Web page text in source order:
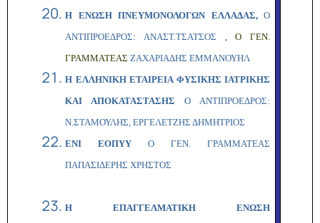
Η ΕΝΩΣΗ ΠΝΕΥΜΟΝΟΛΟΓΩΝ ΕΛΛΑΔΑΣ,Ο
ΑΝΤΙΠΡΟΕΔΡΟΣ: ΑΝΑΣΤ.ΤΣΑΤΣΟΣ , Ο ΓΕΝ.
ΓΡΑΜΜΑΤΕΑΣ ΖΑΧΑΡΙΑΔΗΣ ΕΜΜΑΝΟΥΗΛ
Η ΕΛΛΗΝΙΚΗ ΕΤΑΙΡΕΙΑ ΦΥΣΙΚΗΣ ΙΑΤΡΙΚΗΣ
ΚΑΙ ΑΠΟΚΑΤΑΣΤΑΣΗΣ Ο ΑΝΤΙΠΡΟΕΔΡΟΣ:
Ν.ΣΤΑΜΟΥΛΗΣ, ΕΡΓΕΛΕΤΖΗΣ ΔΗΜΗΤΡΙΟΣ
ΕΝΙ ΕΟΠΥΥ Ο ΓΕΝ. ΓΡΑΜΜΑΤΕΑΣ
ΠΑΠΑΣΙΔΕΡΗΣ ΧΡΗΣΤΟΣ
Η ΕΠΑΓΓΕΛΜΑΤΙΚΗ ΕΝΩΣΗ